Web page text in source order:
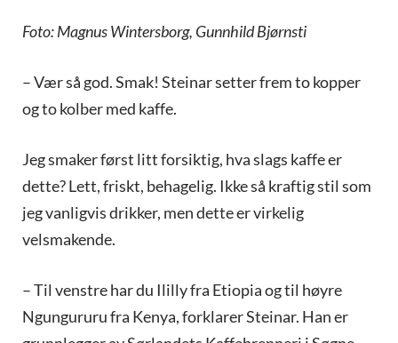
Foto: Magnus Wintersborg, Gunnhild Bjørnsti
– Vær så god. Smak! Steinar setter frem to kopper
og to kolber med kaffe.
Jeg smaker først litt forsiktig, hva slags kaffe er
dette? Lett, friskt, behagelig. Ikke så kraftig stil som
jeg vanligvis drikker, men dette er virkelig
velsmakende.
– Til venstre har du Ililly fra Etiopia og til høyre
Ngungururu fra Kenya, forklarer Steinar. Han er